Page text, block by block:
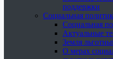
поддержки
Социальная
Социальная
Актуальные
Земля
О мерах